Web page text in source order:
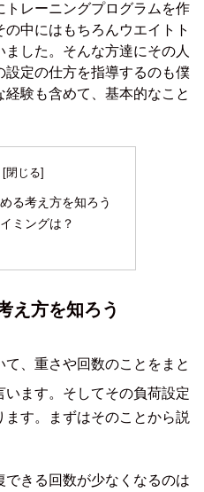
レーニングプログラムを作
中にはもちろんウエイトト
した。そんな方達にその人
定の仕方を指導するのも僕
験も含めて、基本的なこと
る考え方を知ろう
ミングは？
え方を知ろう
、重さや回数のことをまと
います。そしてその負荷設定
す。まずはそのことから説
きる回数が少なくなるのは